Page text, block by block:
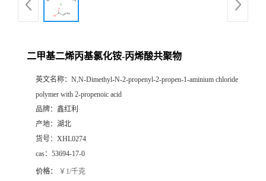
二甲基二烯丙基氯化铵-丙烯酸共聚物
英文名称： N,N-Dimethyl-N-2-propenyl-2-propen-1-aminium chloride
polymer with 2-propenoic acid
品牌： 鑫红利
产地： 湖北
货号： XHL0274
cas： 53694-17-0
价格： ￥1/千克